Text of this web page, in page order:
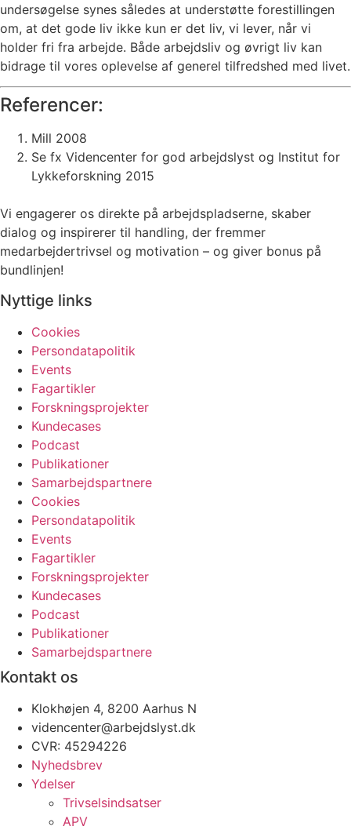
undersøgelse synes således at understøtte forestillingen
om, at det gode liv ikke kun er det liv, vi lever, når vi
holder fri fra arbejde. Både arbejdsliv og øvrigt liv kan
bidrage til vores oplevelse af generel tilfredshed med livet.
Referencer:
Mill 2008
Se fx Videncenter for god arbejdslyst og Institut for
Lykkeforskning 2015
Vi engagerer os direkte på arbejdspladserne, skaber
dialog og inspirerer til handling, der fremmer
medarbejdertrivsel og motivation – og giver bonus på
bundlinjen!
Nyttige links
Cookies
Persondatapolitik
Events
Fagartikler
Forskningsprojekter
Kundecases
Podcast
Publikationer
Samarbejdspartnere
Cookies
Persondatapolitik
Events
Fagartikler
Forskningsprojekter
Kundecases
Podcast
Publikationer
Samarbejdspartnere
Kontakt os
Klokhøjen 4, 8200 Aarhus N
videncenter@arbejdslyst.dk
CVR: 45294226
Nyhedsbrev
Ydelser
Trivselsindsatser
APV